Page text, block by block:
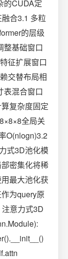
的CUDA定
合3.1 多粒
的层级
整基础窗口
征扩展窗口
交替布局相
表混合窗口
复杂度固定
全局关
O(nlogn)3.2
式3D池化模
密集化将稀
最大池化获
为query原
意力式3D